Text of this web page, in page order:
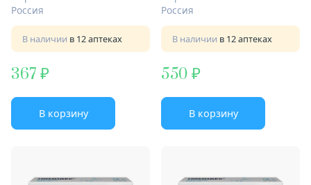
Россия
В наличии в 12 аптеках
367
В корзину
Россия
В наличии в 12 аптеках
550
В корзину